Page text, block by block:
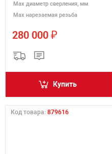
Мах диаметр сверления, мм
Мах нарезаемая резьба
280 000 ₽
Купить
Код товара: 879616